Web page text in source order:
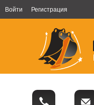
Войти Регистрация